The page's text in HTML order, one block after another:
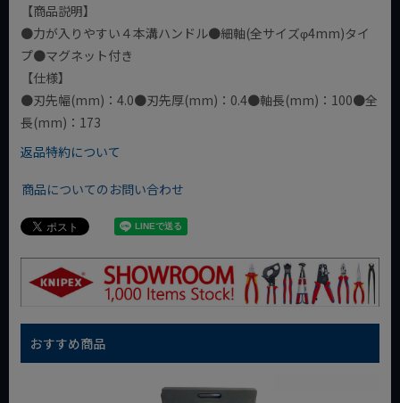
【商品説明】
●力が入りやすい４本溝ハンドル●細軸(全サイズφ4mm)タイ
プ●マグネット付き
【仕様】
●刃先幅(mm)：4.0●刃先厚(mm)：0.4●軸長(mm)：100●全
長(mm)：173
返品特約について
商品についてのお問い合わせ
おすすめ商品